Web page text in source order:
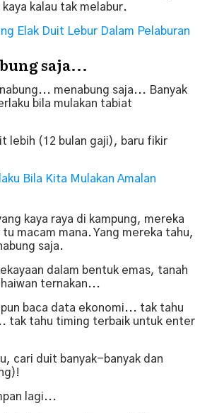
kalau tak melabur.
Elak Duit Lebur Dalam Pelaburan
saja...
menabung saja... Banyak
bila mulakan tabiat
lebih (12 bulan gaji), baru fikir
Bila Kita Mulakan Amalan
kaya raya di kampung, mereka
macam mana. Yang mereka tahu,
saja.
dalam bentuk emas, tanah
ternakan...
baca data ekonomi... tak tahu
tak tahu timing terbaik untuk enter
cari duit banyak-banyak dan
lagi...